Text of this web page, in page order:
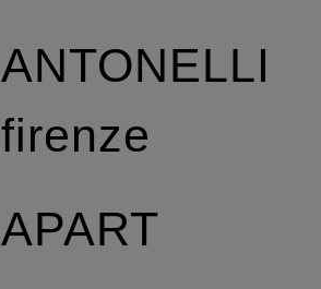
ANTONELLI
firenze
APART